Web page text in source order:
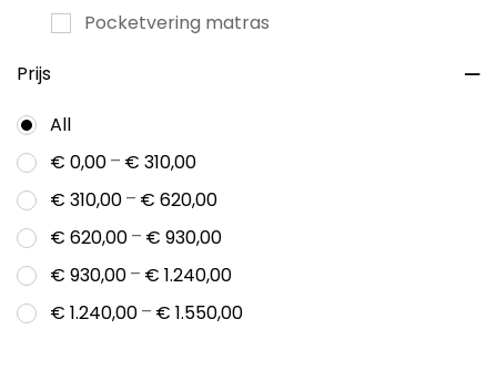
Pocketvering matras
Prijs
All
€ 0,00– € 310,00
€ 310,00– € 620,00
€ 620,00– € 930,00
€ 930,00– € 1.240,00
€ 1.240,00– € 1.550,00